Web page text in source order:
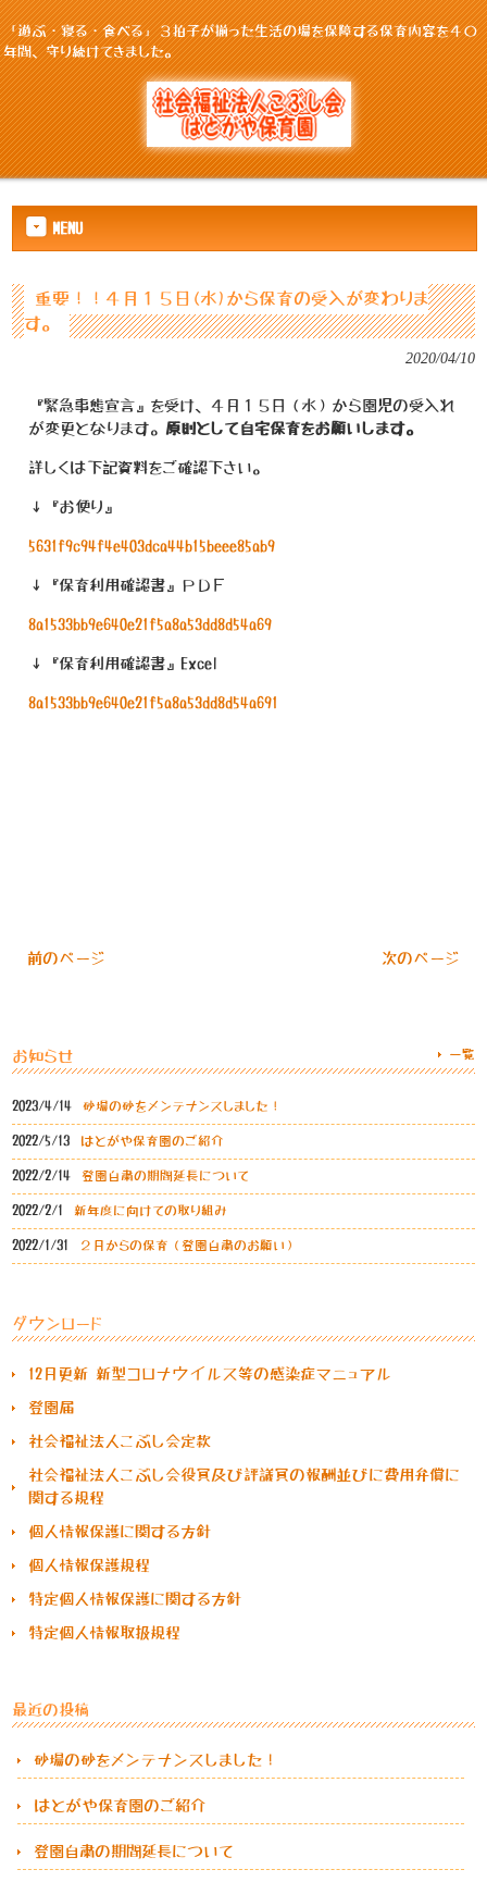
「遊ぶ・寝る・食べる」３拍子が揃った生活の場を保障する保育内容を４０
年間、守り続けてきました。
MENU
重要！！４月１５日(水)から保育の受入が変わりま
す。
2020/04/10
『緊急事態宣言』を受け、４月１５日（水）から園児の受入れ
が変更となります。 原則として自宅保育をお願いします。
詳しくは下記資料をご確認下さい。
↓『お便り』
5631f9c94f4e403dca44b15beee85ab9
↓『保育利用確認書』ＰＤＦ
8a1533bb9e640e21f5a8a53dd8d54a69
↓『保育利用確認書』Excel
8a1533bb9e640e21f5a8a53dd8d54a691
« 前のページ 次のページ »
お知らせ 一覧
2023/4/14 砂場の砂をメンテナンスしました！
2022/5/13 はとがや保育園のご紹介
2022/2/14 登園自粛の期間延長について
2022/2/1 新年度に向けての取り組み
2022/1/31 ２月からの保育（登園自粛のお願い）
ダウンロード
12月更新 新型コロナウイルス等の感染症マニュアル
登園届
社会福祉法人こぶし会定款
社会福祉法人こぶし会役員及び評議員の報酬並びに費用弁償に
関する規程
個人情報保護に関する方針
個人情報保護規程
特定個人情報保護に関する方針
特定個人情報取扱規程
最近の投稿
砂場の砂をメンテナンスしました！
はとがや保育園のご紹介
登園自粛の期間延長について